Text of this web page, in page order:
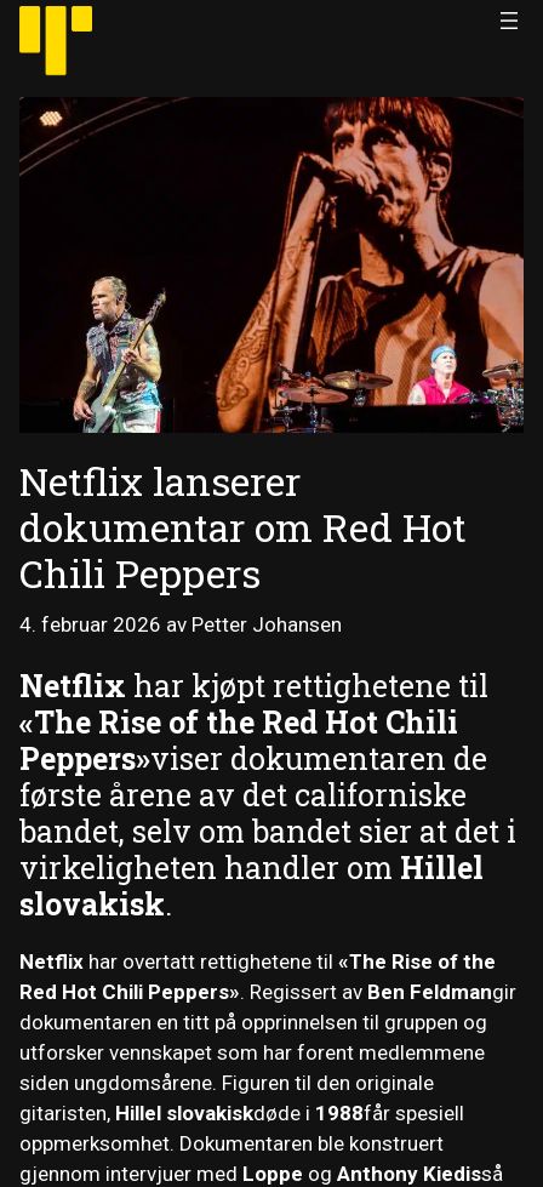
Hopp
innhold
Netflix lanserer
dokumentar om Red Hot
Chili Peppers
4. februar 2026 av Petter Johansen
Netflix har kjøpt rettighetene til
«The Rise of the Red Hot Chili
Peppers»viser dokumentaren de
første årene av det californiske
bandet, selv om bandet sier at det i
virkeligheten handler om Hillel
slovakisk.
Netflix har overtatt rettighetene til «The Rise of the
Red Hot Chili Peppers». Regissert av Ben Feldmangir
dokumentaren en titt på opprinnelsen til gruppen og
utforsker vennskapet som har forent medlemmene
siden ungdomsårene. Figuren til den originale
gitaristen, Hillel slovakiskdøde i 1988får spesiell
oppmerksomhet. Dokumentaren ble konstruert
gjennom intervjuer med Loppe og Anthony Kiedisså